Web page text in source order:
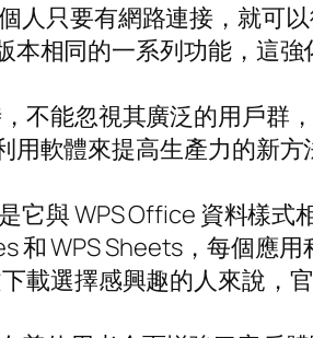
人只要有網路連接，就可
相同的一系列功能，這
不能忽視其廣泛的用戶群
軟體來提高生產力的新方
它與 WPS Office 資料樣
和 WPS Sheets，每個應
載選擇感興趣的人來說，